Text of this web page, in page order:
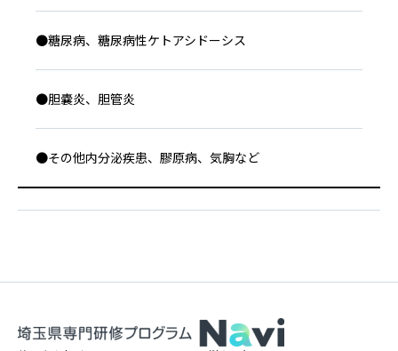
●糖尿病、糖尿病性ケトアシドーシス
●胆嚢炎、胆管炎
●その他内分泌疾患、膠原病、気胸など